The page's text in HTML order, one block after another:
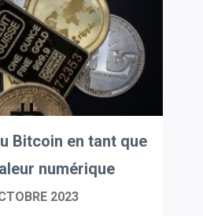
Bitcoin en tant que
numérique
2023